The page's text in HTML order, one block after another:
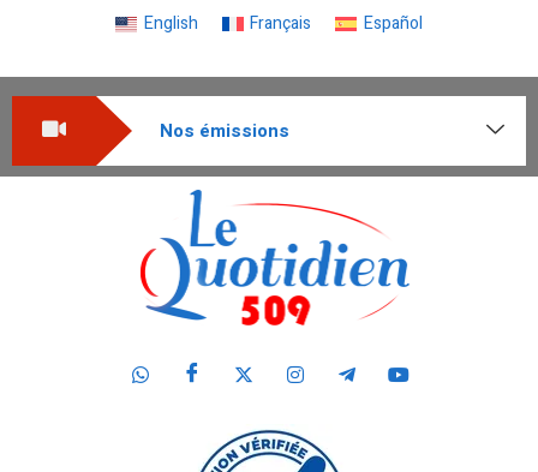
English Français Español
Nos émissions